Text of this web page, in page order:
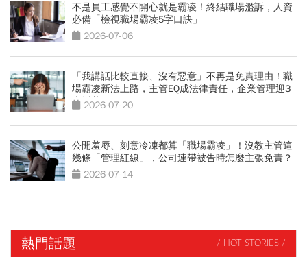
不是員工感覺不開心就是霸凌！終結職場濫訴，人資
必備「檢視職場霸凌5字口訣」
2026-07-06
「我講話比較直接、沒有惡意」不再是免責理由！職
場霸凌新法上路，主管EQ成法律責任，企業管理迎3
大變革
2026-07-20
公開羞辱、刻意冷凍都算「職場霸凌」！沒教主管這
幾條「管理紅線」，公司連帶被告時怎麼主張免責？
2026-07-14
熱門話題 / HOT STORIES /